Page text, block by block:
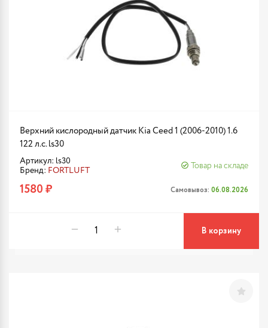
Верхний кислородный датчик Kia Ceed 1 (2006-2010) 1.6
122 л.с. ls30
Артикул: ls30
Бренд: FORTLUFT
Товар на складе
1580 ₽ Самовывоз: 06.08.2026
В корзину